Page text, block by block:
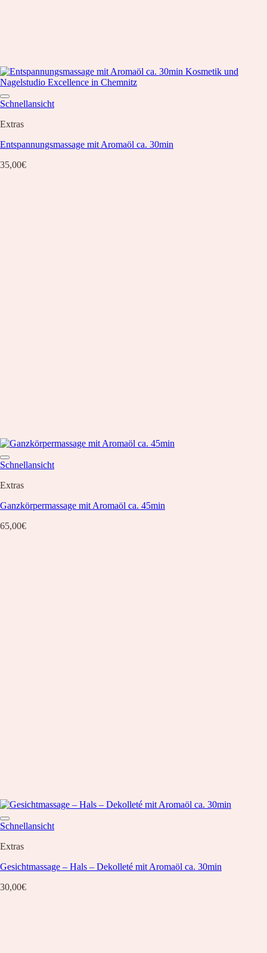
Schnellansicht
Extras
Entspannungsmassage mit Aromaöl ca. 30min
35,00€
Schnellansicht
Extras
Ganzkörpermassage mit Aromaöl ca. 45min
65,00€
Schnellansicht
Extras
Gesichtmassage – Hals – Dekolleté mit Aromaöl ca. 30min
30,00€